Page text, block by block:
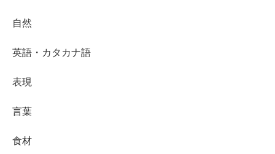
自然
英語・カタカナ語
表現
言葉
食材